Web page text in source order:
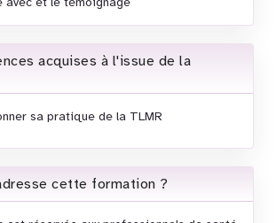
acquises à l'issue de la
sa pratique de la TLMR
cette formation ?